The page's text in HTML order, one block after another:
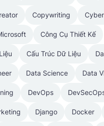
Copywriting
Công Cụ Thiết Kế
Cấu Trúc Dữ Liệu
Data Science Data
DevOps
Django Docker